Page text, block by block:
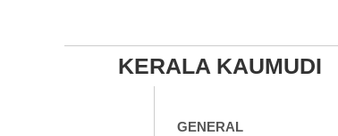
KERALA KAUMUDI
GENERAL